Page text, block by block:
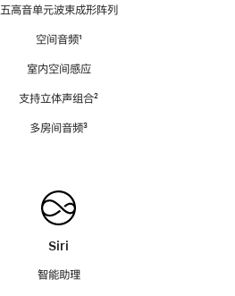
五高音单元波束成形阵列
空间音频脚
¹
室内空间感应
支持立体声组合脚
²
多房间音频脚
³
Siri
智能助理